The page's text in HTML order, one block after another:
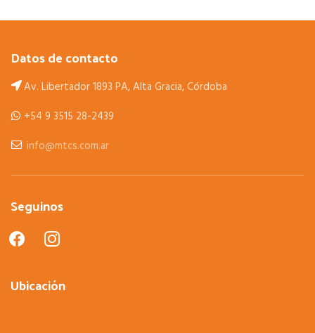
Datos de contacto
Av. Libertador 1893 PA, Alta Gracia, Córdoba
+54 9 3515 28-2439
info@mtcs.com.ar
Seguinos
facebookinstagram
Ubicación